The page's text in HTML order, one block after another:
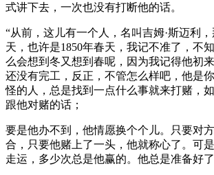
式讲下去，一次也没有打断他的话。
“从前，这儿有一个人，名叫吉姆·斯迈利
天，也许是1850年春天，我记不准了，不
么会想到冬又想到春呢，因为我记得他初
还没有完工，反正，不管怎么样吧，他是
怪的人，总是找到一点什么事就来打赌，
跟他对赌的话；
要是他办不到，他情愿换个个儿。只要对
合，只要他赌上了一头，他就称心了。可
走运，多少次总是他赢的。他总是准备好